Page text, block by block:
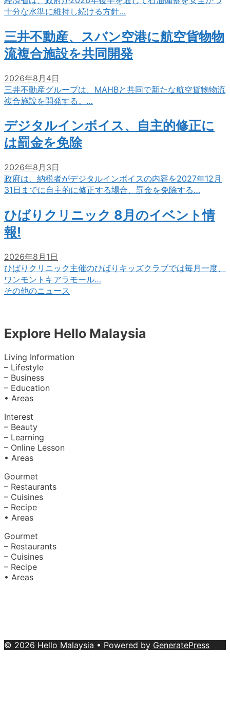
十分な水準に維持し続ける方針…
三井不動産、スバン空港に航空貨物物
流複合施設を共同開発
2026年8月4日
三井不動産グループは、MAHBと共同で新たな航空貨物物流
複合施設を開発する。…
デジタルインボイス、自主的修正に
は罰金を免除
2026年8月3日
政府は、納税者がデジタルインボイスの内容を2027年12月
31日までに自主的に修正する場合、罰金を免除する…
ひばりクリニック 8月のイベント情
報!
2026年8月1日
ひばりクリニック主催のひばりキッズクラブでは毎月一度、
ワンモントキアラモール…
その他のニュース
Explore Hello Malaysia
Living Information
– Lifestyle
– Business
– Education
• Areas
Interest
– Beauty
– Learning
– Online Lesson
• Areas
Gourmet
– Restaurants
– Cuisines
– Recipe
• Areas
Gourmet
– Restaurants
– Cuisines
– Recipe
• Areas
© 2026 Hello Malaysia • Powered by GeneratePress